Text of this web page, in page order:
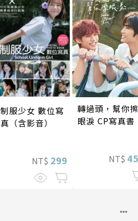
制服少女 數位寫
真（含影音）
NT$ 299
轉過頭，幫你擦
眼淚 CP寫真書
NT$